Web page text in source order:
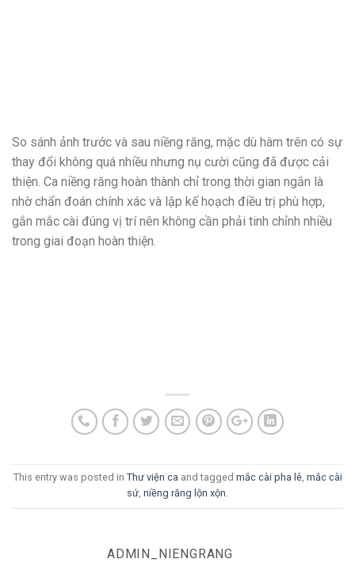
So sánh ảnh trước và sau niềng răng, mặc dù hàm trên có sự
thay đổi không quá nhiều nhưng nụ cười cũng đã được cải
thiện. Ca niềng răng hoàn thành chỉ trong thời gian ngắn là
nhờ chẩn đoán chính xác và lập kế hoạch điều trị phù hợp,
gắn mắc cài đúng vị trí nên không cần phải tinh chỉnh nhiều
trong giai đoạn hoàn thiện.
This entry was posted in Thư viện ca and tagged mắc cài pha lê, mắc cài
sứ, niềng răng lộn xộn.
ADMIN_NIENGRANG